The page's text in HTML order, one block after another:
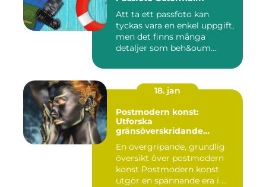
Att ta ett passfoto kan
tyckas vara en enkel uppgift,
men det finns många
detaljer som beh&oum...
18. jan
Postmodern konst:
Utforska
gränsöverskridande
En övergripande, grundlig
översikt över postmodern
konst Postmodern konst
utgör en spännande era i ...